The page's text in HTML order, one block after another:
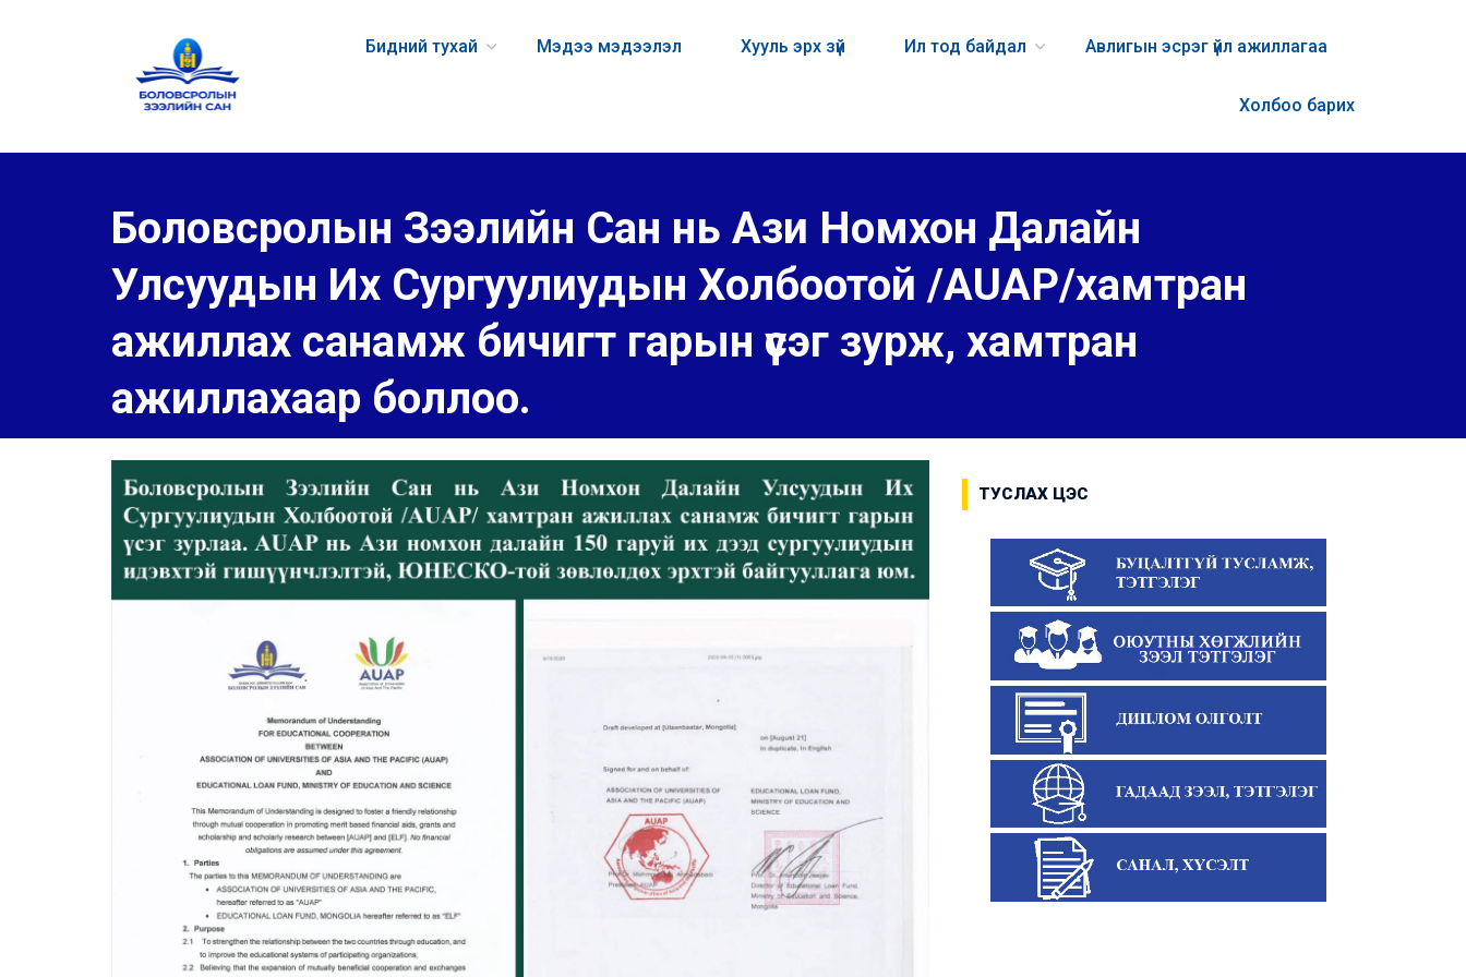
Бидний тухай Мэдээ мэдээлэл Хууль эрх зүй Ил тод байдал Авлигын эсрэг үйл ажиллагаа
Холбоо барих
Боловсролын Зээлийн Сан нь Ази Номхон Далайн
Улсуудын Их Сургуулиудын Холбоотой /AUAP/хамтран
ажиллах санамж бичигт гарын үсэг зурж, хамтран
ажиллахаар боллоо.
ТУСЛАХ ЦЭС